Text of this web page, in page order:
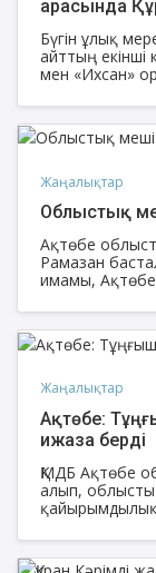
арасында
Бүгін ұлық
айттың екінші
мен «Ихсан»
Құран жарысы
Жаңалықтар
Облыстық
Ақтөбе
Рамазан
имамы,
Бекжан қари
келеді.
толық Құран
Жаңалықтар
Ақтөбе:
ижаза берді
ҚМДБ Ақтөбе
алып,
қайырымдылық
имамы Бекжан
беру рәсімі